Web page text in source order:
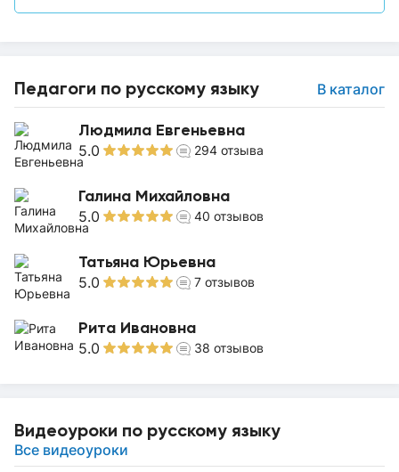
Педагоги по русскому языку В каталог
Людмила Евгеньевна
5.0 294 отзыва
Галина Михайловна
5.0 40 отзывов
Татьяна Юрьевна
5.0 7 отзывов
Рита Ивановна
5.0 38 отзывов
Видеоуроки по русскому языку
Все видеоуроки